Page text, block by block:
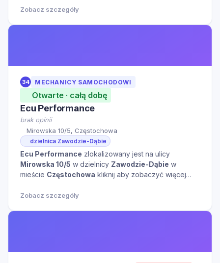
Zobacz szczegóły
34 MECHANICY SAMOCHODOWI
Otwarte · całą dobę
Ecu Performance
brak opinii
Mirowska 10/5, Częstochowa
dzielnica Zawodzie-Dąbie
Ecu Performance zlokalizowany jest na ulicy
Mirowska 10/5 w dzielnicy Zawodzie-Dąbie w
mieście Częstochowa kliknij aby zobaczyć więcej
Zobacz szczegóły